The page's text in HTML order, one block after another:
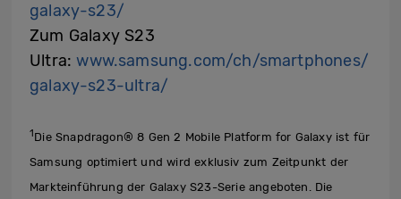
galaxy-s23/
Zum Galaxy S23
Ultra:www.samsung.com/ch/smartphones/
galaxy-s23-ultra/
1Die Snapdragon® 8 Gen 2 Mobile Platform for Galaxy ist für
Samsung optimiert und wird exklusiv zum Zeitpunkt der
Markteinführung der Galaxy S23-Serie angeboten. Die